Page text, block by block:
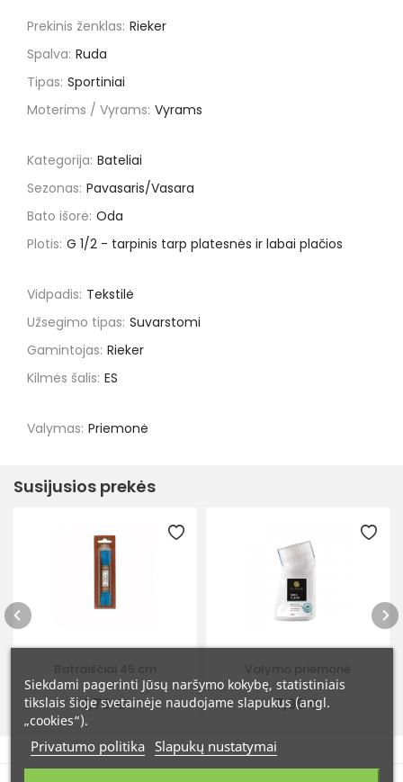
Prekinis ženklas: Rieker
Spalva: Ruda
Tipas: Sportiniai
Moterims / Vyrams: Vyrams
Kategorija: Bateliai
Sezonas: Pavasaris/Vasara
Bato išorė: Oda
Plotis: G 1/2 - tarpinis tarp platesnės ir labai plačios
Vidpadis: Tekstilė
Užsegimo tipas: Suvarstomi
Gamintojas: Rieker
Kilmės šalis: ES
Valymas: Priemonė
Susijusios prekės
1,79 € 7,99 €
Siekdami pagerinti Jūsų naršymo kokybę, statistiniais
tikslais šioje svetainėje naudojame slapukus (angl.
„cookies“).
Privatumo politika Slapukų nustatymai